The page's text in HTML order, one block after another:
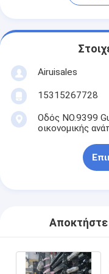
Airuisales
15315267728
Οδός NO.9399
οικονομικής
Αποκτήστε